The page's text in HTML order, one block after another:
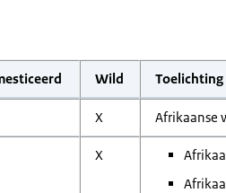
Wild Toelichting
X Afrikaanse
X